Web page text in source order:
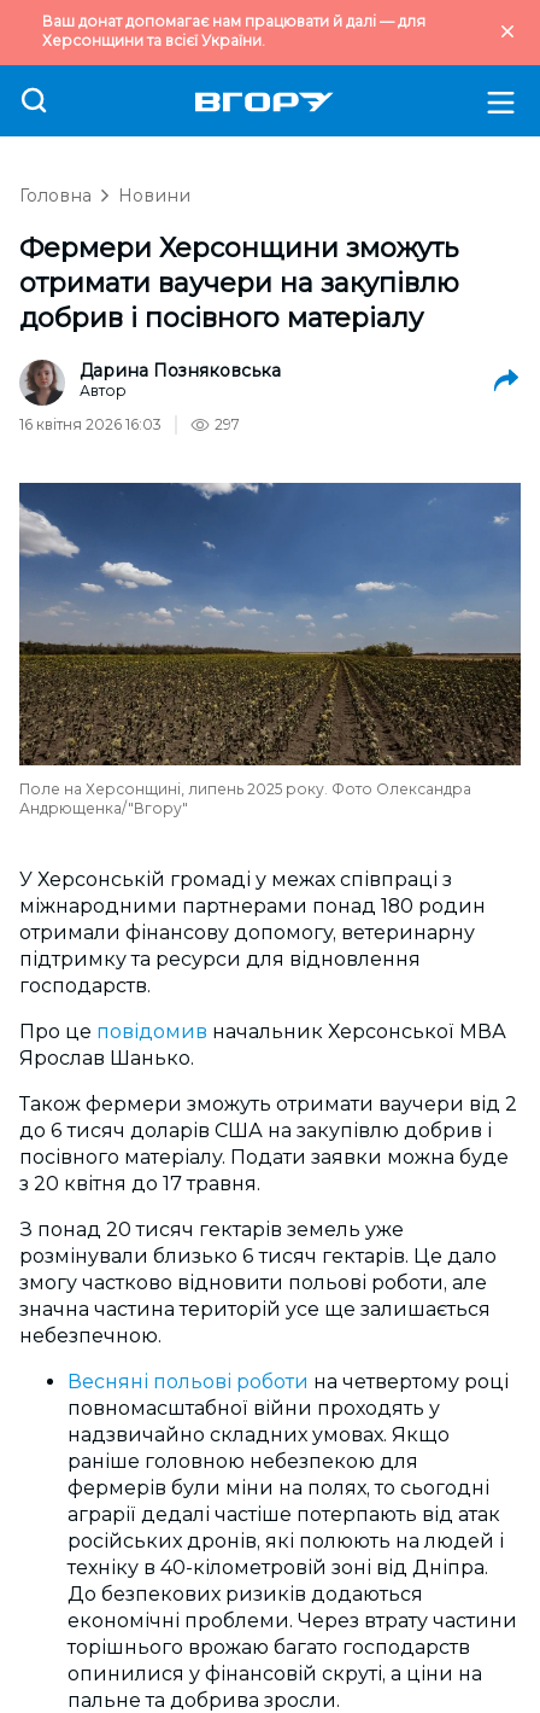
Ваш донат допомагає нам працювати й далі — для
Херсонщини та всієї України.
Головна Новини
Фермери Херсонщини зможуть
отримати ваучери на закупівлю
добрив і посівного матеріалу
Дарина Позняковська
Автор
16 квітня 2026 16:03
297
Поле на Херсонщині, липень 2025 року. Фото Олександра
Андрющенка/"Вгору"
У Херсонській громаді у межах співпраці з
міжнародними партнерами понад 180 родин
отримали фінансову допомогу, ветеринарну
підтримку та ресурси для відновлення
господарств.
Про це повідомив начальник Херсонської МВА
Ярослав Шанько.
Також фермери зможуть отримати ваучери від 2
до 6 тисяч доларів США на закупівлю добрив і
посівного матеріалу. Подати заявки можна буде
з 20 квітня до 17 травня.
З понад 20 тисяч гектарів земель уже
розмінували близько 6 тисяч гектарів. Це дало
змогу частково відновити польові роботи, але
значна частина територій усе ще залишається
небезпечною.
Весняні польові роботи на четвертому році
повномасштабної війни проходять у
надзвичайно складних умовах. Якщо
раніше головною небезпекою для
фермерів були міни на полях, то сьогодні
аграрії дедалі частіше потерпають від атак
російських дронів, які полюють на людей і
техніку в 40-кілометровій зоні від Дніпра.
До безпекових ризиків додаються
економічні проблеми. Через втрату частини
торішнього врожаю багато господарств
опинилися у фінансовій скруті, а ціни на
пальне та добрива зросли.